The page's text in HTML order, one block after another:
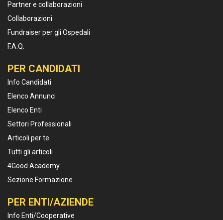
Partner e collaborazioni
Collaborazioni
Fundraiser per gli Ospedali
F.A.Q.
PER CANDIDATI
Info Candidati
Elenco Annunci
Elenco Enti
Settori Professionali
Articoli per te
Tutti gli articoli
4Good Academy
Sezione Formazione
PER ENTI/AZIENDE
Info Enti/Cooperative